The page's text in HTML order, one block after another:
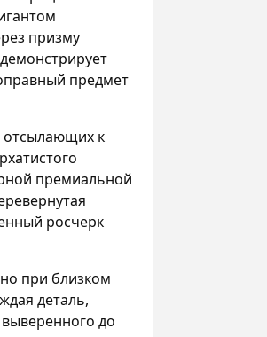
призму
предмет
отсылающих к
премиальной
росчерк
при близком
деталь,
до